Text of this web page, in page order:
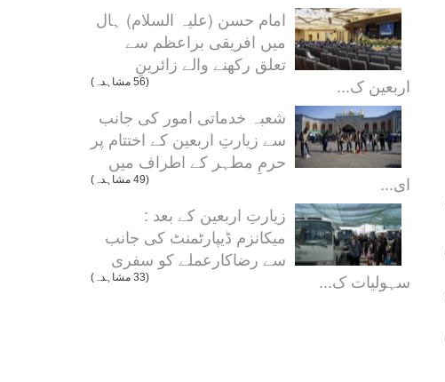
امام حسن (علیہ السلام) ہال
میں افریقی براعظم سے
تعلق رکھنے والے زائرینِ
اربعین ک...
(56 مشاہدہ)
شعبہ خدماتی امور کی جانب
سے زیارتِ اربعین کے اختتام پر
حرمِ مطہر کے اطراف میں
ای...
(49 مشاہدہ)
زیارتِ اربعین کے بعد :
میکانزم ڈیپارٹمنٹ کی جانب
سے رضاکارعملے کو سفری
سہولیات ک...
(33 مشاہدہ)